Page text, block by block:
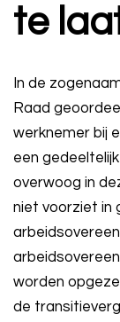
te
In de
Raad
werknemer bij
een
overwoog in
niet voorziet in
worden
de